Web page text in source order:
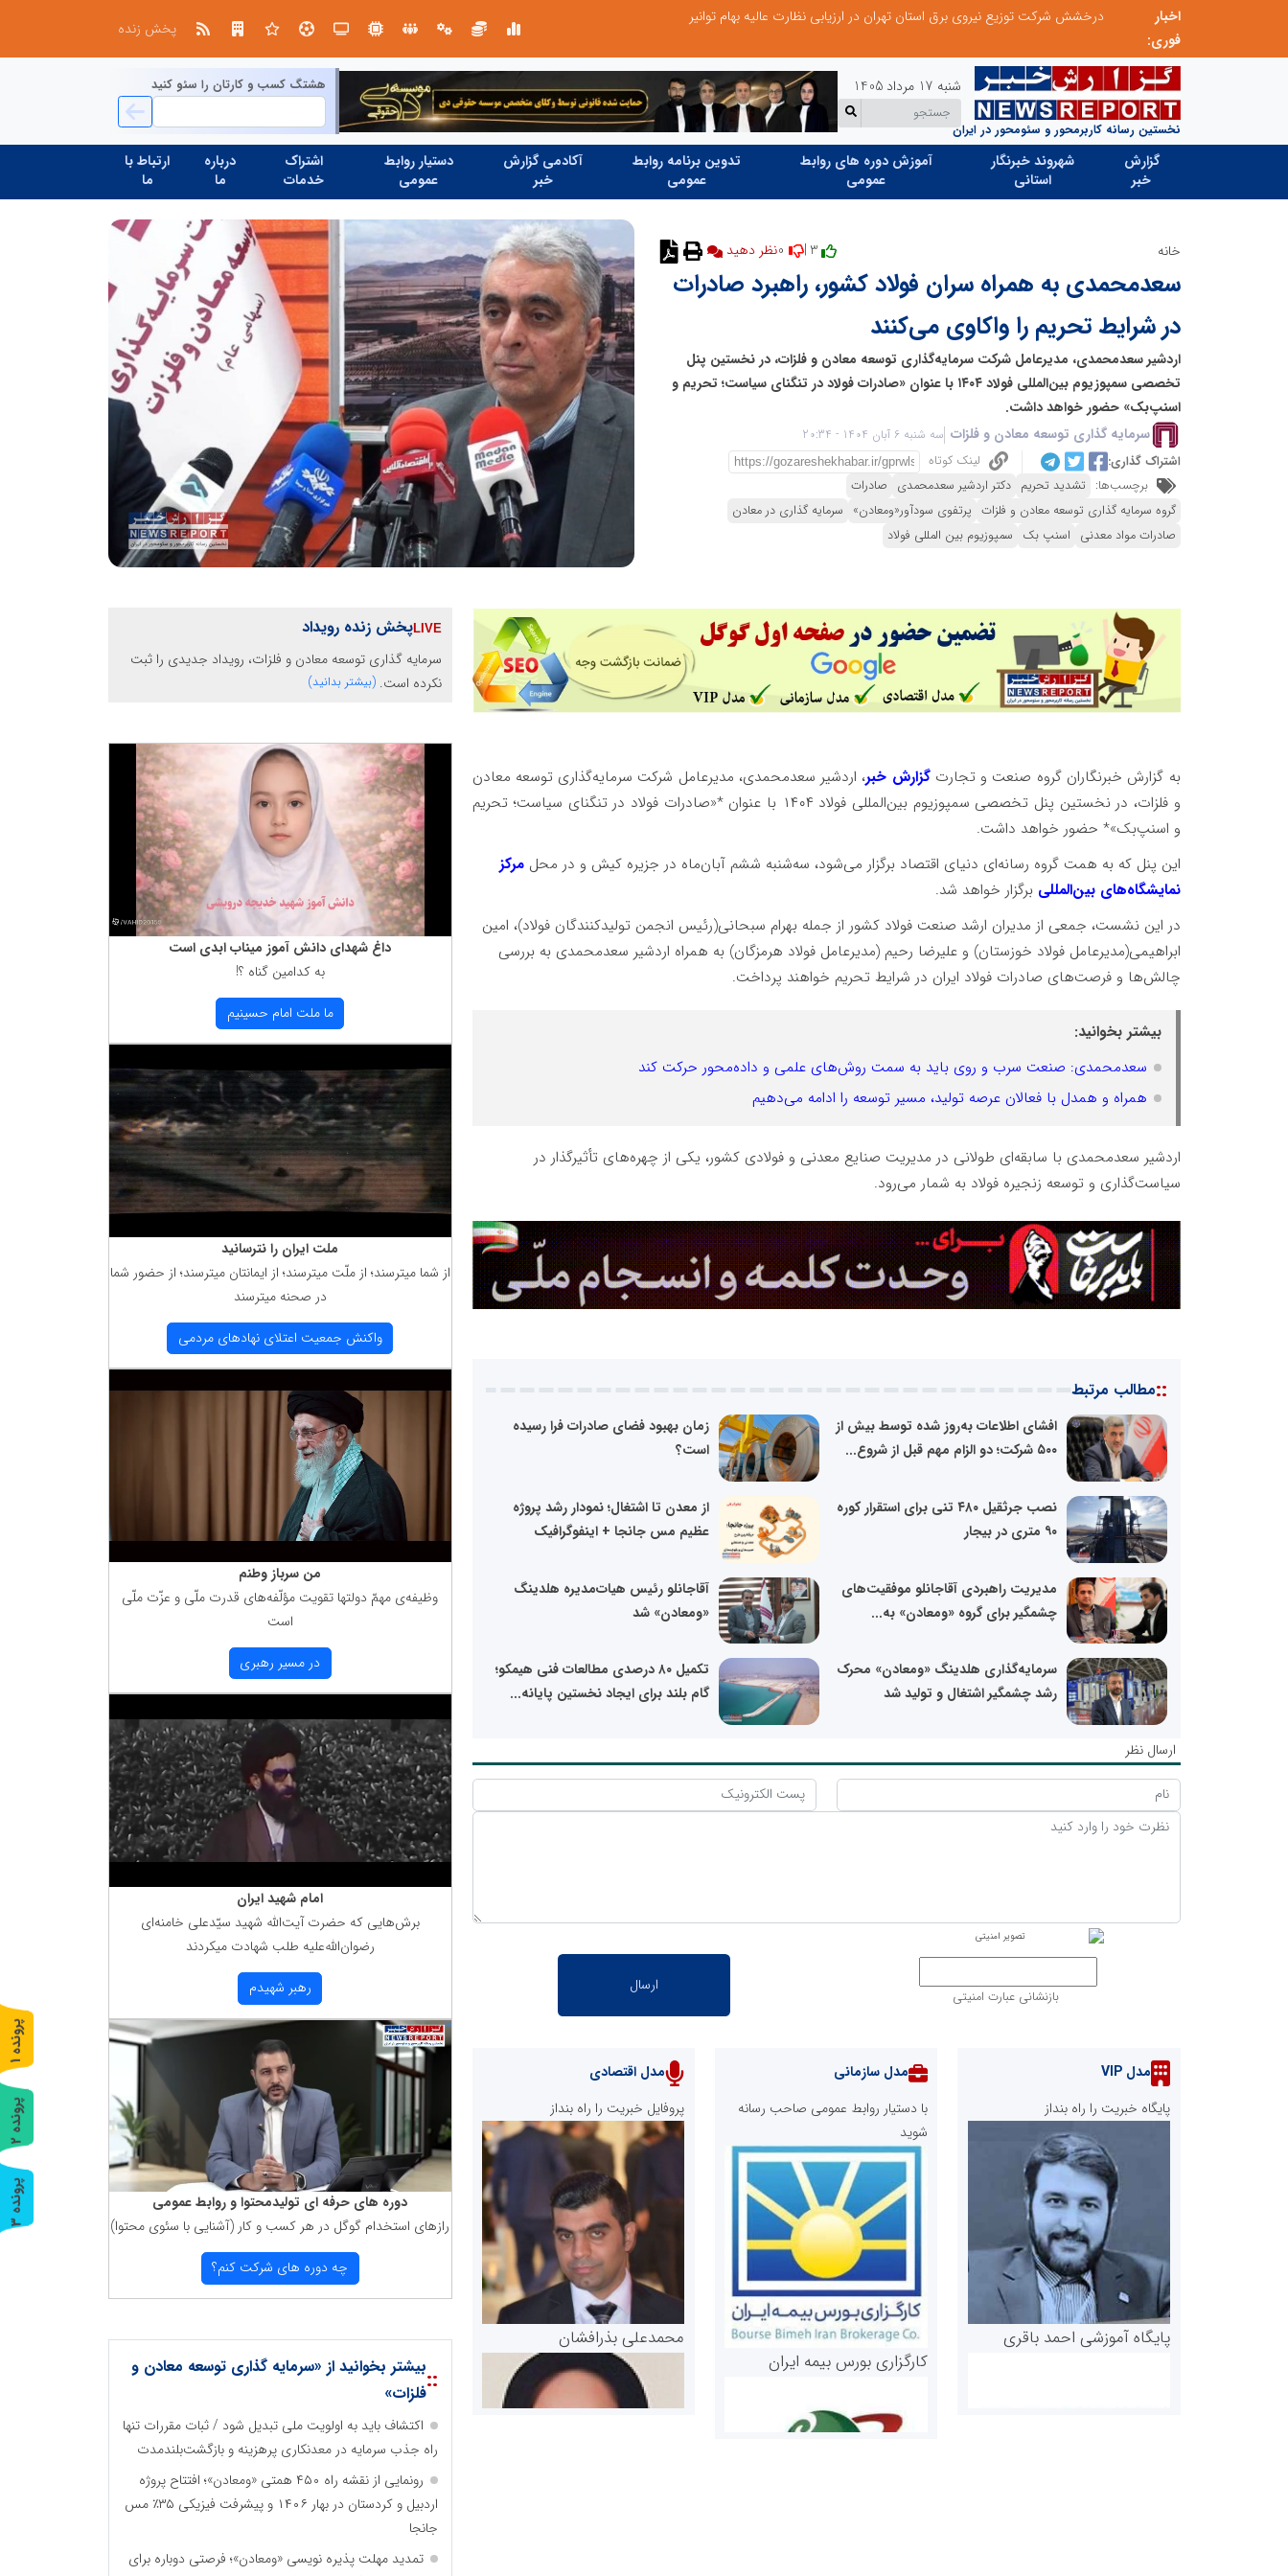
اخبار
فوری:
درخشش شرکت توزیع نیروی برق استان تهران در ارزیابی نظارت عالیه بهام توانیر بخش اول گفت‌وگوی رئیس‌جمهور پزشکیان با مردم
پخش زنده
نخستین رسانه کاربرمحور و سئومحور در ایران
شنبه 17 مرداد 1405 هشتگ کسب و کارتان را سئو کنید
گزارش
خبر
شهروند خبرنگار
استانی
آموزش دوره های روابط
عمومی
تدوین برنامه روابط
عمومی
آکادمی گزارش
خبر
دستیار روابط
عمومی
اشتراک
خدمات
درباره
ما
ارتباط با
ما
خانه 3 |
سعدمحمدی به همراه سران فولاد کشور، راهبرد صادرات
در شرایط تحریم را واکاوی می‌کنند
اردشیر سعدمحمدی، مدیرعامل شرکت سرمایه‌گذاری توسعه معادن و فلزات، در نخستین پنل
تخصصی سمپوزیوم بین‌المللی فولاد ۱۴۰۴ با عنوان «صادرات فولاد در تنگنای سیاست؛ تحریم و
اسنپ‌بک» حضور خواهد داشت.
سرمایه گذاری توسعه معادن و فلزات سه شنبه 6 آبان 1404 - 20:34
اشتراک گذاری:
لینک کوتاه
برچسب‌ها: تشدید تحریم دکتر اردشیر سعدمحمدی صادرات
گروه سرمایه گذاری توسعه معادن و فلزات پرتفوی سودآور«ومعادن» سرمایه گذاری در معادن
صادرات مواد معدنی اسنپ بک سمپوزیوم بین المللی فولاد
به گزارش خبرنگاران گروه صنعت و تجارت گزارش خبر، اردشیر سعدمحمدی، مدیرعامل شرکت سرمایه‌گذاری توسعه معادن
و فلزات، در نخستین پنل تخصصی سمپوزیوم بین‌المللی فولاد ۱۴۰۴ با عنوان *«صادرات فولاد در تنگنای سیاست؛ تحریم
و اسنپ‌بک»* حضور خواهد داشت.
این پنل که به همت گروه رسانه‌ای دنیای اقتصاد برگزار می‌شود، سه‌شنبه ششم آبان‌ماه در جزیره کیش و در محل مرکز
نمایشگاه‌های بین‌المللی برگزار خواهد شد.
در این نشست، جمعی از مدیران ارشد صنعت فولاد کشور از جمله بهرام سبحانی(رئیس انجمن تولیدکنندگان فولاد)، امین
ابراهیمی(مدیرعامل فولاد خوزستان) و علیرضا رحیم (مدیرعامل فولاد هرمزگان) به همراه اردشیر سعدمحمدی به بررسی
چالش‌ها و فرصت‌های صادرات فولاد ایران در شرایط تحریم خواهند پرداخت.
بیشتر بخوانید:
سعدمحمدی: صنعت سرب و روی باید به سمت روش‌های علمی و داده‌محور حرکت کند
همراه و همدل با فعالان عرصه تولید، مسیر توسعه را ادامه می‌دهیم
اردشیر سعدمحمدی با سابقه‌ای طولانی در مدیریت صنایع معدنی و فولادی کشور، یکی از چهره‌های تأثیرگذار در
سیاست‌گذاری و توسعه زنجیره فولاد به شمار می‌رود.
::مطالب مرتبط
افشای اطلاعات به‌روز شده توسط بیش از
۵۰۰ شرکت؛ دو الزام مهم قبل از شروع...
زمان بهبود فضای صادرات فرا رسیده
است؟
نصب جرثقیل ۴۸۰ تنی برای استقرار کوره
۹۰ متری در بیجار
از معدن تا اشتغال؛ نمودار رشد پروژه
عظیم مس جانجا + اینفوگرافیک
مدیریت راهبردی آقاجانلو موفقیت‌های
چشمگیر برای گروه «ومعادن» به...
آقاجانلو رئیس هیات‌مدیره هلدینگ
«ومعادن» شد
سرمایه‌گذاری هلدینگ «ومعادن» محرک
رشد چشمگیر اشتغال و تولید شد
تکمیل ۸۰ درصدی مطالعات فنی هیمکو؛
گام بلند برای ایجاد نخستین پایانه...
ارسال نظر
بازنشانی عبارت امنیتی
مدل VIP
پایگاه خبریت را راه بنداز
پایگاه آموزشی احمد باقری
مدل سازمانی
با دستیار روابط عمومی صاحب رسانه
شوید
کارگزاری بورس بیمه ایران
مدل اقتصادی
پروفایل خبریت را راه بنداز
محمدعلی بذرافشان
پخش زنده رویداد
سرمایه گذاری توسعه معادن و فلزات، رویداد جدیدی را ثبت
نکرده است. (بیشتر بدانید)
داغ شهدای دانش آموز میناب ابدی است
به كدامین گناه ؟!
ما ملت امام حسینیم
ملت ایران را نترسانید
از شما میترسند؛ از ملّت میترسند؛ از ایمانتان میترسند؛ از حضور شما
در صحنه میترسند
واكنش جمعیت اعتلای نهادهای مردمی
من سرباز وطنم
وظیفه‌ی مهمّ دولتها تقویت مؤلّفه‌های قدرت ملّی و عزّت ملّی
است
در مسیر رهبری
امام شهید ایران
برش‌هایی كه حضرت آیت‌الله شهید سیّدعلی خامنه‌ای
رضوان‌الله‌علیه طلب شهادت میكردند
رهبر شهیدم
دوره های حرفه ای تولیدمحتوا و روابط عمومی
رازهای استخدام گوگل در هر كسب و كار (آشنایی با سئوی محتوا)
چه دوره های شركت كنم؟
::بیشتر بخوانید از «سرمایه گذاری توسعه معادن و
فلزات»
اکتشاف باید به اولویت ملی تبدیل شود / ثبات مقررات تنها
راه جذب سرمایه در معدنکاری پرهزینه و بازگشت‌بلندمدت
رونمایی از نقشه راه ۴۵۰ همتی «ومعادن»؛ افتتاح پروژه
اردبیل و کردستان در بهار ۱۴۰۶ و پیشرفت فیزیکی ۳۵٪ مس
جانجا
تمدید مهلت پذیره نویسی «ومعادن»؛ فرصتی دوباره برای
پ
ر
و
ن
د
ه
1
پ
ر
و
ن
د
ه
2
پ
ر
و
ن
د
ه
3